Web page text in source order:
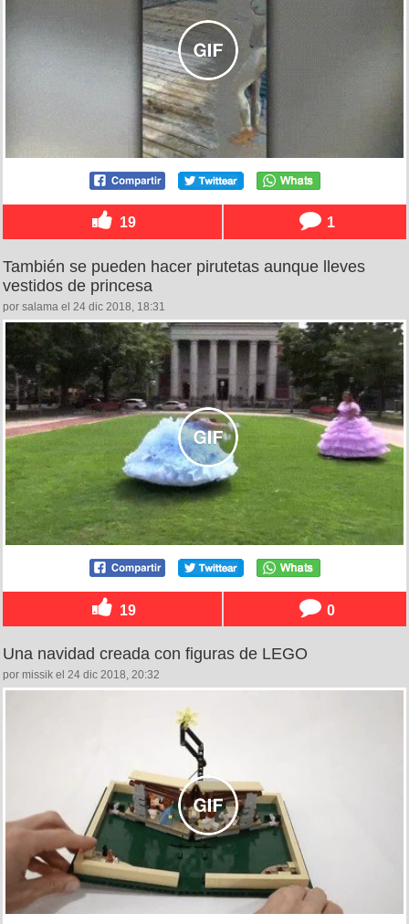
19 1
También se pueden hacer pirutetas aunque lleves
vestidos de princesa
por salama el 24 dic 2018, 18:31
19 0
Una navidad creada con figuras de LEGO
por missik el 24 dic 2018, 20:32